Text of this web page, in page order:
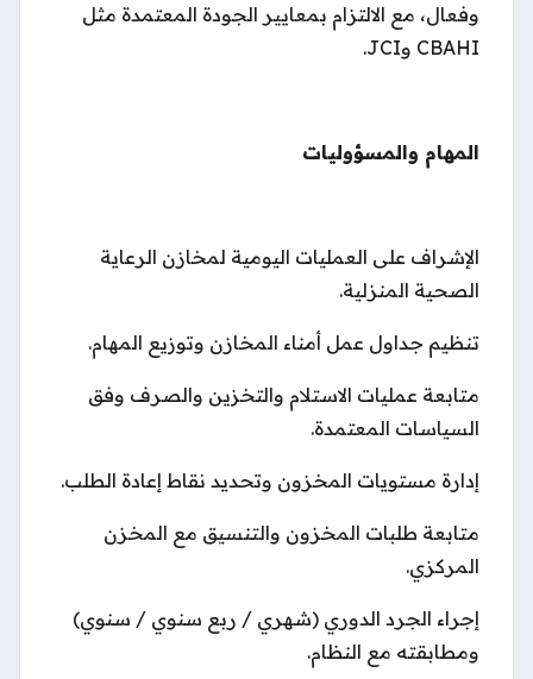
وفعال، مع الالتزام بمعايير الجودة المعتمدة مثل
CBAHI وJCI.
المهام والمسؤوليات
الإشراف على العمليات اليومية لمخازن الرعاية
الصحية المنزلية.
تنظيم جداول عمل أمناء المخازن وتوزيع المهام.
متابعة عمليات الاستلام والتخزين والصرف وفق
السياسات المعتمدة.
إدارة مستويات المخزون وتحديد نقاط إعادة الطلب.
متابعة طلبات المخزون والتنسيق مع المخزن
المركزي.
إجراء الجرد الدوري (شهري / ربع سنوي / سنوي)
ومطابقته مع النظام.